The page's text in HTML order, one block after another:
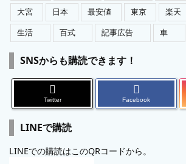
大宮
日本 最安値 東京 楽天
生活
百式 記事広告 車
SNSからも購読できます！
Twitter Facebook
LINEで購読
LINEでの購読はこのQRコードから。